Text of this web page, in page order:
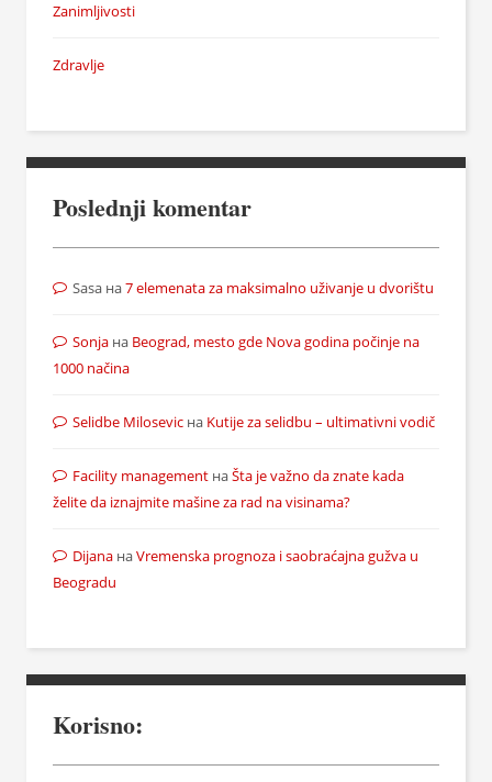
Zanimljivosti
Zdravlje
Poslednji komentar
Sasa на7 elemenata za maksimalno uživanje u dvorištu
Sonja на Beograd, mesto gde Nova godina počinje na
1000 načina
Selidbe Milosevic на Kutije za selidbu – ultimativni vodič
Facility management наŠta je važno da znate kada
želite da iznajmite mašine za rad na visinama?
Dijana наVremenska prognoza i saobraćajna gužva u
Beogradu
Korisno: